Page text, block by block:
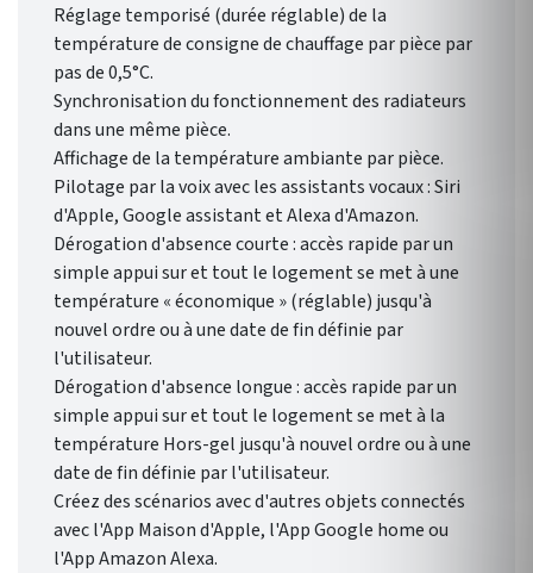
Réglage temporisé (durée réglable) de la
température de consigne de chauffage par pièce par
pas de 0,5°C.
Synchronisation du fonctionnement des radiateurs
dans une même pièce.
Affichage de la température ambiante par pièce.
Pilotage par la voix avec les assistants vocaux : Siri
d'Apple, Google assistant et Alexa d'Amazon.
Dérogation d'absence courte : accès rapide par un
simple appui sur et tout le logement se met à une
température « économique » (réglable) jusqu'à
nouvel ordre ou à une date de fin définie par
l'utilisateur.
Dérogation d'absence longue : accès rapide par un
simple appui sur et tout le logement se met à la
température Hors-gel jusqu'à nouvel ordre ou à une
date de fin définie par l'utilisateur.
Créez des scénarios avec d'autres objets connectés
avec l'App Maison d'Apple, l'App Google home ou
l'App Amazon Alexa.